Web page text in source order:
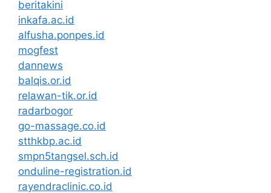
beritakini
inkafa.ac.id
alfusha.ponpes.id
mogfest
dannews
balqis.or.id
relawan-tik.or.id
radarbogor
go-massage.co.id
stthkbp.ac.id
smpn5tangsel.sch.id
onduline-registration.id
rayendraclinic.co.id